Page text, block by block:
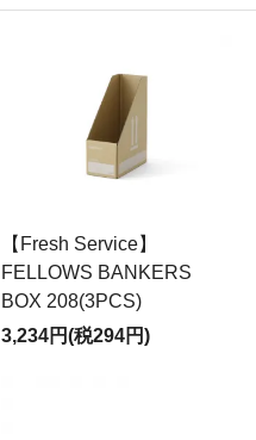
【Fresh Service】
FELLOWS BANKERS
BOX 208(3PCS)
3,234円(税294円)